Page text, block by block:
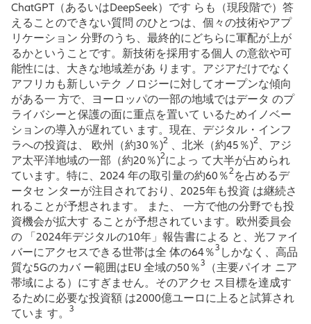
ChatGPT（あるいはDeepSeek）です らも（現段階で）答
えることのできない質問 のひとつは、個々の技術やアプ
リケーション 分野のうち、最終的にどちらに軍配が上が
るかということです。新技術を採用する個人 の意欲や可
能性には、大きな地域差があ ります。アジアだけでなく
アフリカも新しいテク ノロジーに対してオープンな傾向
がある一 方で、ヨーロッパの一部の地域ではデータ のプ
ライバシーと保護の面に重点を置いて いるためイノベー
ションの導入が遅れてい ます。現在、デジタル・インフ
ラへの投資は、 欧州（約30％)2 、北米（約45％)2、アジ
ア太平洋地域の一部（約20％)2によっ て大半が占められ
ています。特に、2024 年の取引量の約60％2を占めるデ
ータセ ンターが注目されており、2025年も投資 は継続さ
れることが予想されます。 また、 一方で他の分野でも投
資機会が拡大す ることが予想されています。欧州委員会
の 「2024年デジタルの10年」報告書による と、光ファイ
バーにアクセスできる世帯は全 体の64％3 しかなく、高品
質な5Gのカバ ー範囲はEU 全域の50％3
（主要パイオ ニア
帯域による）にすぎません。そのアクセ ス目標を達成す
るために必要な投資額 は2000億ユーロに上ると試算され
ていま す。
3